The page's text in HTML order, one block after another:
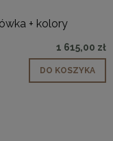
+ kolory
1 615,00 zł
DO KOSZYKA